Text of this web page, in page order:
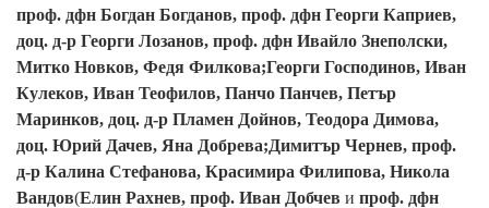
проф. дфн Богдан Богданов, проф. дфн Георги Каприев,
доц. д-р Георги Лозанов, проф. дфн Ивайло Знеполски,
Митко Новков, Федя Филкова;Георги Господинов, Иван
Кулеков, Иван Теофилов, Панчо Панчев, Петър
Маринков, доц. д-р Пламен Дойнов, Теодора Димова,
доц. Юрий Дачев, Яна Добрева;Димитър Чернев, проф.
д-р Калина Стефанова, Красимира Филипова, Никола
Вандов(Елин Рахнев, проф. Иван Добчев и проф. дфн